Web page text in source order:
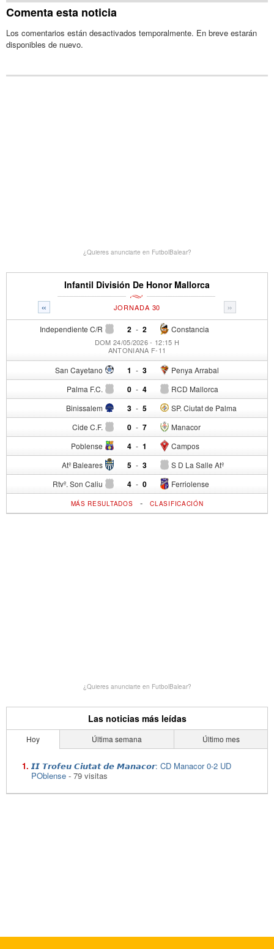
Comenta esta noticia
Los comentarios están desactivados temporalmente. En breve estarán
disponibles de nuevo.
¿Quieres anunciarte en FutbolBalear?
Infantil División De Honor Mallorca
« »
JORNADA 30
Independiente C/R 2 - Constancia
2
DOM 24/05/2026 - 12:15 H
ANTONIANA F-11
San Cayetano 1 - Penya Arrabal
3
Palma F.C. 0 - RCD Mallorca
4
Binissalem 3 - SP. Ciutat de Palma
5
Cide C.F. 0 - Manacor
7
Poblense 4 - Campos
1
Atº Baleares 5 - S D La Salle Atº
3
Rtvº. Son Caliu 4 - Ferriolense
0
MÁS RESULTADOS -CLASIFICACIÓN
¿Quieres anunciarte en FutbolBalear?
Las noticias más leídas
Hoy Última semana Último mes
𝙄𝙄 𝙏𝙧𝙤𝙛𝙚𝙪 𝘾𝙞𝙪𝙩𝙖𝙩 𝙙𝙚 𝙈𝙖𝙣𝙖𝙘𝙤𝙧: CD Manacor 0-2 UD
POblense - 79 visitas